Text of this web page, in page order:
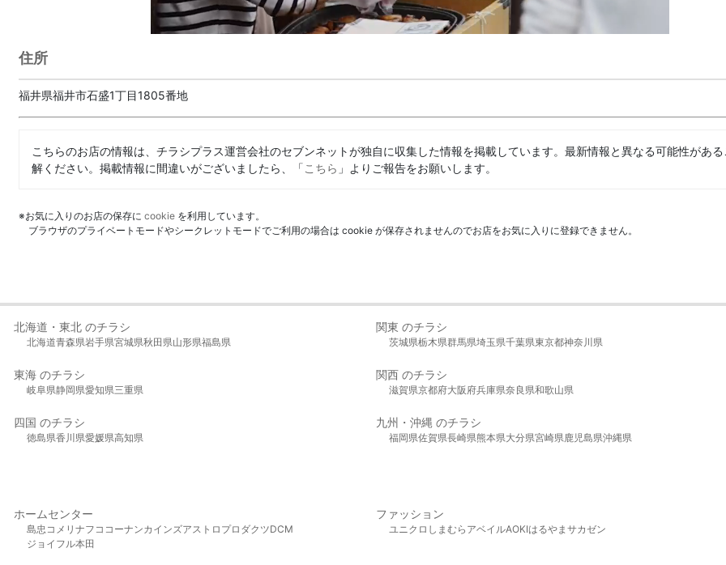
住所
福井県福井市石盛1丁目1805番地
こちらのお店の情報は、チラシプラス運営会社のセブンネットが独自に収集した情報を掲載しています。最新情報と異なる可能性があ
解ください。掲載情報に間違いがございましたら、「こちら 」よりご報告をお願いします。
※お気に入りのお店の保存に cookie を利用しています。
ブラウザのプライベートモードやシークレットモードでご利用の場合は cookie が保存されませんのでお店をお気に入りに登録できません。
北海道・東北 のチラシ
北海道青森県岩手県宮城県秋田県山形県福島県
関東 のチラシ
茨城県栃木県群馬県埼玉県千葉県東京都神奈川県
東海 のチラシ
岐阜県静岡県愛知県三重県
関西 のチラシ
滋賀県京都府大阪府兵庫県奈良県和歌山県
四国 のチラシ
徳島県香川県愛媛県高知県
九州・沖縄 のチラシ
福岡県佐賀県長崎県熊本県大分県宮崎県鹿児島県沖縄県
ホームセンター
島忠 コメリ ナフコ コーナンカインズアストロプロダクツDCM
ジョイフル本田
ファッション
ユニクロ しまむら アベイルAOKIはるやま サカゼン